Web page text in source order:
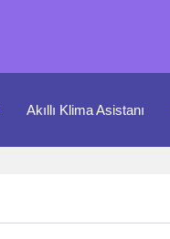
Akıllı Klima Asistanı